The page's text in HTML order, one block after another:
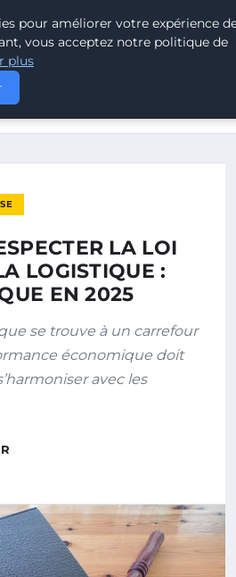
AGEC DANS LA LOGISTIQUE :
LA LOI
LOGISTIQUE :
EN 2025
se trouve à un carrefour
économique doit
avec les
pour améliorer votre expérience
vous acceptez notre politique de
plus